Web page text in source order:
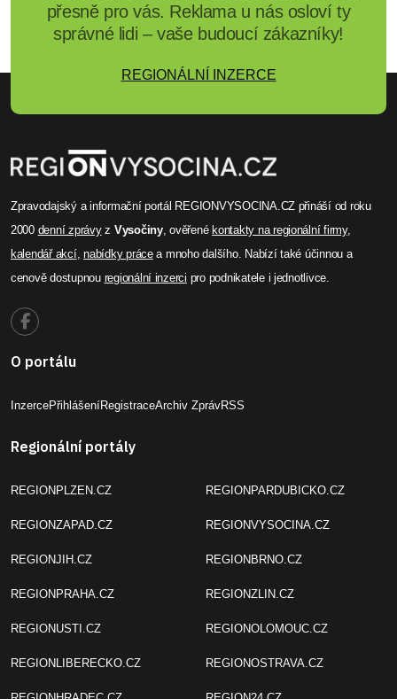
přesně pro vás. Reklama u nás osloví ty
správné lidi – vaše budoucí zákazníky!
REGIONÁLNÍ INZERCE
Zpravodajský a informační portál REGIONVYSOCINA.CZ přináší od roku
2000 denní zprávyz Vysočiny, ověřenékontakty na regionální firmy,
kalendář akcí,nabídky prácea mnoho dalšího. Nabízí také účinnou a
cenově dostupnou regionální inzerci pro podnikatele i jednotlivce.
O portálu
InzercePřihlášeníRegistraceArchiv ZprávRSS
Regionální portály
REGIONPLZEN.CZ
REGIONZAPAD.CZ
REGIONJIH.CZ
REGIONPRAHA.CZ
REGIONUSTI.CZ
REGIONLIBERECKO.CZ
REGIONPARDUBICKO.CZ
REGIONVYSOCINA.CZ
REGIONBRNO.CZ
REGIONZLIN.CZ
REGIONOLOMOUC.CZ
REGIONOSTRAVA.CZ